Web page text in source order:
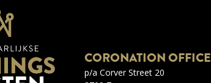
CORONATION OFFICE
p/a Corver Street 20